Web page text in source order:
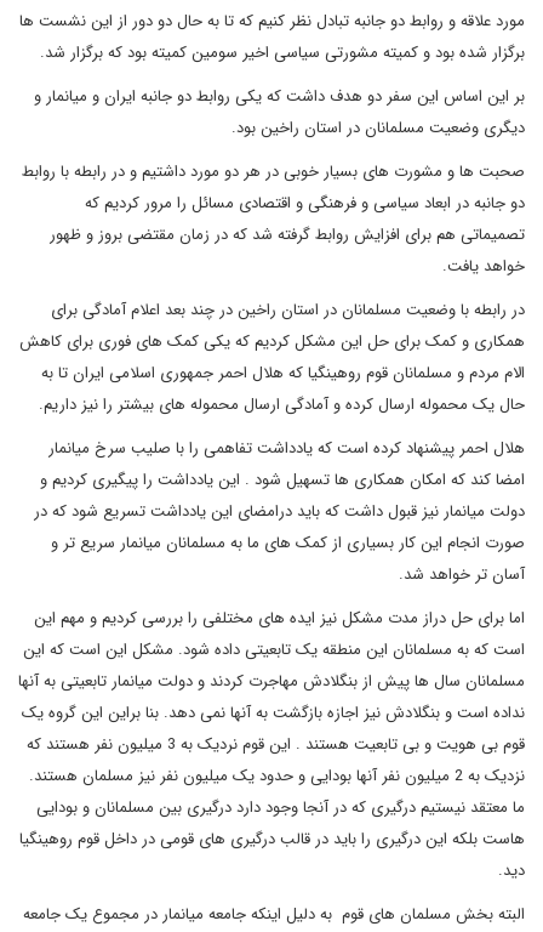
مورد علاقه و روابط دو جانبه تبادل نظر کنیم که تا به حال دو دور از این نشست ها
برگزار شده بود و کمیته مشورتی سیاسی اخیر سومین کمیته بود که برگزار شد.
بر این اساس این سفر دو هدف داشت که یکی روابط دو جانبه ایران و میانمار و
دیگری وضعیت مسلمانان در استان راخین بود.
صحبت ها و مشورت های بسیار خوبی در هر دو مورد داشتیم و در رابطه با روابط
دو جانبه در ابعاد سیاسی و فرهنگی و اقتصادی مسائل را مرور کردیم که
تصمیماتی هم برای افزایش روابط گرفته شد که در زمان مقتضی بروز و ظهور
خواهد یافت.
در رابطه با وضعیت مسلمانان در استان راخین در چند بعد اعلام آمادگی برای
همکاری و کمک برای حل این مشکل کردیم که یکی کمک های فوری برای کاهش
الام مردم و مسلمانان قوم روهینگیا که هلال احمر جمهوری اسلامی ایران تا به
حال یک محموله ارسال کرده و آمادگی ارسال محموله های بیشتر را نیز داریم.
هلال احمر پیشنهاد کرده است که یادداشت تفاهمی را با صلیب سرخ میانمار
امضا کند که امکان همکاری ها تسهیل شود . این یادداشت را پیگیری کردیم و
دولت میانمار نیز قبول داشت که باید درامضای این یادداشت تسریع شود که در
صورت انجام این کار بسیاری از کمک های ما به مسلمانان میانمار سریع تر و
آسان تر خواهد شد.
اما برای حل دراز مدت مشکل نیز ایده های مختلفی را بررسی کردیم و مهم این
است که به مسلمانان این منطقه یک تابعیتی داده شود. مشکل این است که این
مسلمانان سال ها پیش از بنگلادش مهاجرت کردند و دولت میانمار تابعیتی به آنها
نداده است و بنگلادش نیز اجازه بازگشت به آنها نمی دهد. بنا براین این گروه یک
قوم بی هویت و بی تابعیت هستند . این قوم نردیک به 3 میلیون نفر هستند که
نزدیک به 2 میلیون نفر آنها بودایی و حدود یک میلیون نفر نیز مسلمان هستند.
ما معتقد نیستیم درگیری که در آنجا وجود دارد درگیری بین مسلمانان و بودایی
هاست بلکه این درگیری را باید در قالب درگیری های قومی در داخل قوم روهینگیا
دید.
البته بخش مسلمان های قوم به دلیل اینکه جامعه میانمار در مجموع یک جامعه